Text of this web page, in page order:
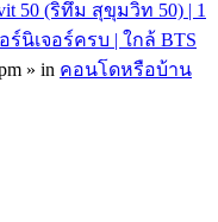
50 (ริทึ่ม สุขุมวิท 50) | 1
ร์นิเจอร์ครบ | ใกล้ BTS
» in คอนโดหรือบ้าน